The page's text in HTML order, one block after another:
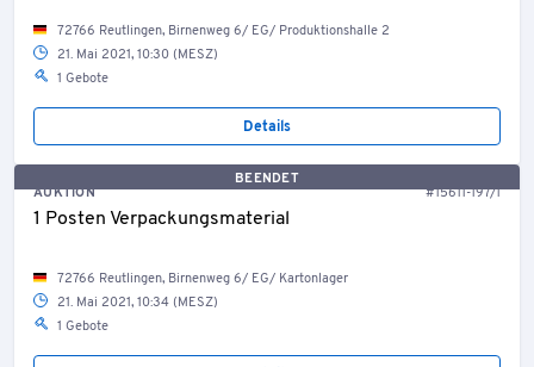
72766 Reutlingen, Birnenweg 6/ EG/ Produktionshalle 2
21. Mai 2021, 10:30 (MESZ)
1 Gebote
Details
BEENDET
AUKTION
#15611-197/1
1 Posten Verpackungsmaterial
72766 Reutlingen, Birnenweg 6/ EG/ Kartonlager
21. Mai 2021, 10:34 (MESZ)
1 Gebote